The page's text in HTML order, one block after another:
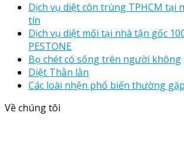
Dịch vụ diệt côn trùng TPHCM tại
tín
Dịch vụ diệt mối tại nhà tận gốc
PESTONE
Bọ chét có sống trên người không
Diệt Thằn lằn
Các loài nhện phổ biến thường
Về chúng tôi